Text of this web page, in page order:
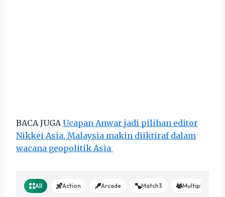
BACA JUGA Ucapan Anwar jadi pilihan editor
Nikkei Asia, Malaysia makin diiktiraf dalam
wacana geopolitik Asia